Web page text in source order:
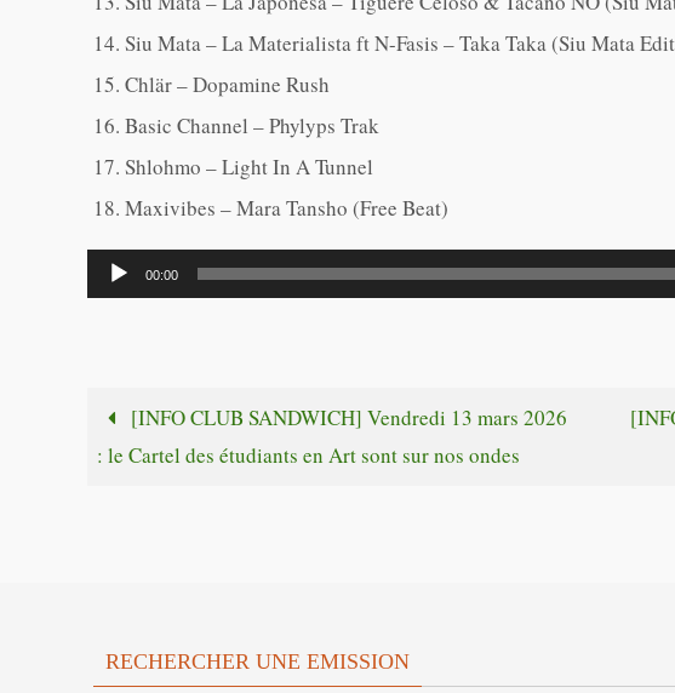
Siu Mata – La Materialista ft N-Fasis – Taka Taka (Siu Mata
Chlär – Dopamine Rush
Basic Channel – Phylyps Trak
Shlohmo – Light In A Tunnel
Maxivibes – Mara Tansho (Free Beat)
Lecteur
audio
00:00
[INFO CLUB SANDWICH] Vendredi 13 mars 2026
: le Cartel des étudiants en Art sont sur nos ondes
RECHERCHER UNE EMISSION